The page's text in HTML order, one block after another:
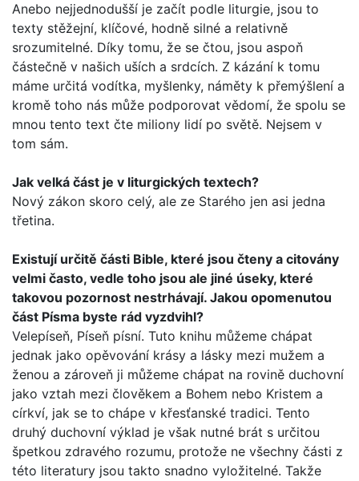
Anebo nejjednodušší je začít podle liturgie, jsou to
texty stěžejní, klíčové, hodně silné a relativně
srozumitelné. Díky tomu, že se čtou, jsou aspoň
částečně v našich uších a srd­cích. Z kázání k tomu
máme určitá vodítka, myšlenky, náměty k přemýšlení a
kromě toho nás může podporovat vědomí, že spolu se
mnou tento text čte miliony lidí po světě. Nejsem v
tom sám.
Jak velká část je v liturgických textech?
Nový zákon skoro celý, ale ze Starého jen asi jedna
třetina.
Existují určitě části Bible, které jsou čteny a citovány
velmi často, vedle toho jsou ale jiné úseky, které
takovou pozor­nost nestrhávají. Jakou opomenutou
část Písma byste rád vyzdvihl?
Velepíseň, Píseň písní. Tuto knihu můžeme chápat
jednak jako opěvování krásy a lásky mezi mužem a
ženou a zároveň ji můžeme chápat na rovině duchovní
jako vztah mezi člově­kem a Bohem nebo Kristem a
církví, jak se to chápe v křesťan­ské tradici. Tento
druhý duchovní výklad je však nutné brát s určitou
špetkou zdravého rozumu, protože ne všechny části z
této literatury jsou takto snadno vyložitelné. Takže